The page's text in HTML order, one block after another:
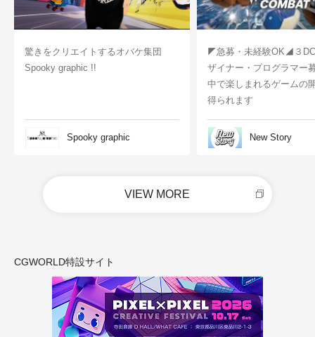
驚きをクリエイトするオバケ集団
Spooky graphic !!
Spooky graphic
◤急募・未経験OK◢３
ザイナー・プログラマー
中で楽しまれるゲームの
得られます
New Story
VIEW MORE
CGWORLD特設サイト